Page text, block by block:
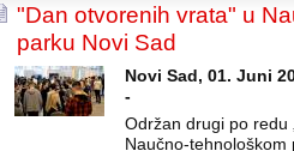
"Dan otvorenih vrata" u
parku Novi Sad
Novi Sad, 01. Juni
-
Održan drugi po redu
Naučno-